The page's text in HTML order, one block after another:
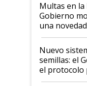
Multas en la
Gobierno
una novedad
Nuevo
semillas: el
el protocolo
propiedad